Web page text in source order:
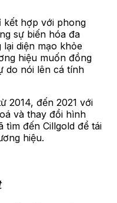
kết hợp với phong
sự biến hóa đa
lại diện mạo khỏe
hiệu muốn đồng
do nói lên cá tính
2014, đến 2021 với
và thay đổi hình
tìm đến Cillgold để tái
hiệu.